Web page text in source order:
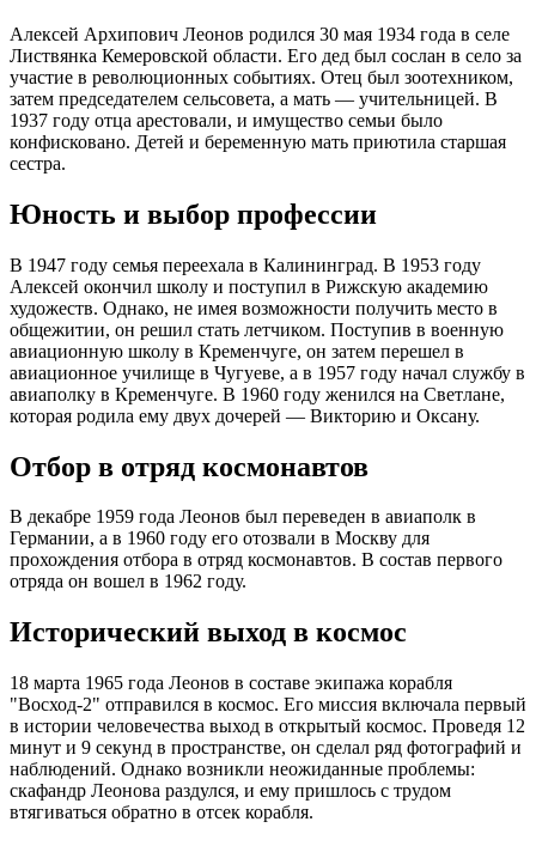
Алексей Архипович Леонов родился 30 мая 1934 года в селе
Листвянка Кемеровской области. Его дед был сослан в село за
участие в революционных событиях. Отец был зоотехником,
затем председателем сельсовета, а мать — учительницей. В
1937 году отца арестовали, и имущество семьи было
конфисковано. Детей и беременную мать приютила старшая
сестра.
Юность и выбор профессии
В 1947 году семья переехала в Калининград. В 1953 году
Алексей окончил школу и поступил в Рижскую академию
художеств. Однако, не имея возможности получить место в
общежитии, он решил стать летчиком. Поступив в военную
авиационную школу в Кременчуге, он затем перешел в
авиационное училище в Чугуеве, а в 1957 году начал службу в
авиаполку в Кременчуге. В 1960 году женился на Светлане,
которая родила ему двух дочерей — Викторию и Оксану.
Отбор в отряд космонавтов
В декабре 1959 года Леонов был переведен в авиаполк в
Германии, а в 1960 году его отозвали в Москву для
прохождения отбора в отряд космонавтов. В состав первого
отряда он вошел в 1962 году.
Исторический выход в космос
18 марта 1965 года Леонов в составе экипажа корабля
"Восход-2" отправился в космос. Его миссия включала первый
в истории человечества выход в открытый космос. Проведя 12
минут и 9 секунд в пространстве, он сделал ряд фотографий и
наблюдений. Однако возникли неожиданные проблемы:
скафандр Леонова раздулся, и ему пришлось с трудом
втягиваться обратно в отсек корабля.